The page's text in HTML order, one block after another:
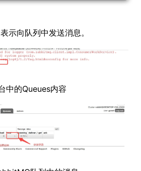
示向队列中发送消息。
中的Queues内容